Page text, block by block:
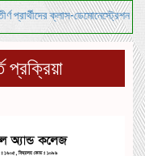
ক্লাস-ডেমোনেস্ট্রেশন ও
প্রক্রিয়া